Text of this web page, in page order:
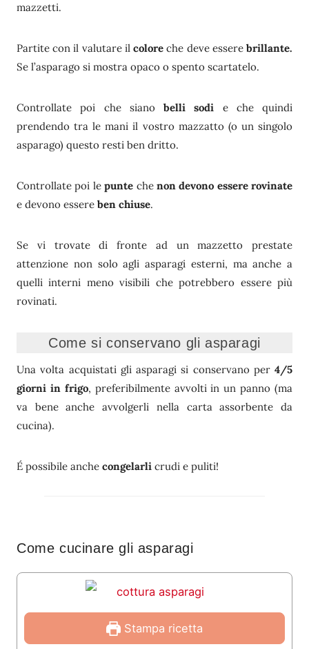
mazzetti.
Partite con il valutare ilcolore che deve esserebrillante.
Se l’asparago si mostra opaco o spento scartatelo.
Controllate poi che siano belli sodi e che quindi
prendendo tra le mani il vostro mazzatto (o un singolo
asparago) questo resti ben dritto.
Controllate poi lepunte che non devono essere rovinate
e devono essere ben chiuse.
Se vi trovate di fronte ad un mazzetto prestate
attenzione non solo agli asparagi esterni, ma anche a
quelli interni meno visibili che potrebbero essere più
rovinati.
Come si conservano gli asparagi
Una volta acquistati gli asparagi si conservano per 4/5
giorni in frigo, preferibilmente avvolti in un panno (ma
va bene anche avvolgerli nella carta assorbente da
cucina).
É possibile anche congelarli crudi e puliti!
Come cucinare gli asparagi
Stampa ricetta